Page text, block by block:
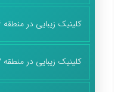
کلینیک زیبایی در منطقه 6
کلینیک زیبایی در منطقه 7